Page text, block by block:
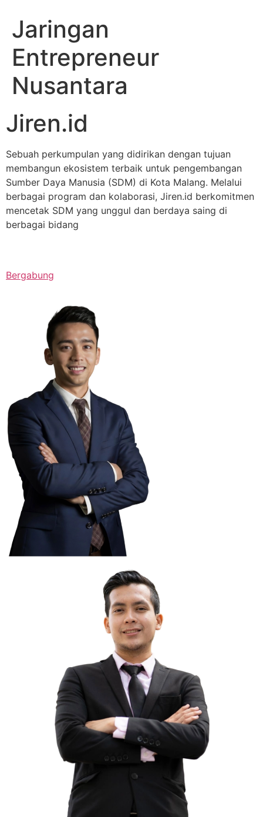
Jaringan
Entrepreneur
Nusantara
Jiren.id
Sebuah perkumpulan yang didirikan dengan tujuan
membangun ekosistem terbaik untuk pengembangan
Sumber Daya Manusia (SDM) di Kota Malang. Melalui
berbagai program dan kolaborasi, Jiren.id berkomitmen
mencetak SDM yang unggul dan berdaya saing di
berbagai bidang
Bergabung